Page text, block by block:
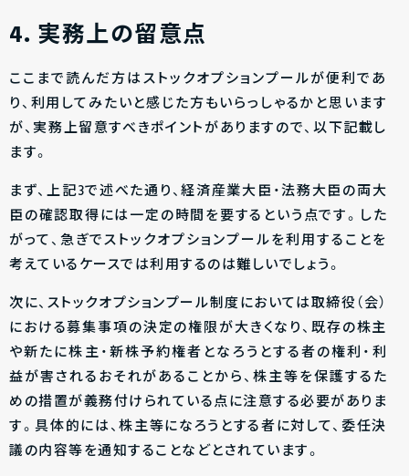
4．実務上の留意点
ここまで読んだ方はストックオプションプールが便利であ
り、利用してみたいと感じた方もいらっしゃるかと思います
が、実務上留意すべきポイントがありますので、以下記載し
ます。
まず、上記3で述べた通り、経済産業大臣・法務大臣の両大
臣の確認取得には一定の時間を要するという点です。した
がって、急ぎでストックオプションプールを利用することを
考えているケースでは利用するのは難しいでしょう。
次に、ストックオプションプール制度においては取締役（会）
における募集事項の決定の権限が大きくなり、既存の株主
や新たに株主・新株予約権者となろうとする者の権利・利
益が害されるおそれがあることから、株主等を保護するた
めの措置が義務付けられている点に注意する必要がありま
す。具体的には、株主等になろうとする者に対して、委任決
議の内容等を通知することなどとされています。